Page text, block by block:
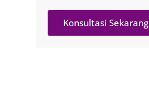
Konsultasi Sekarang